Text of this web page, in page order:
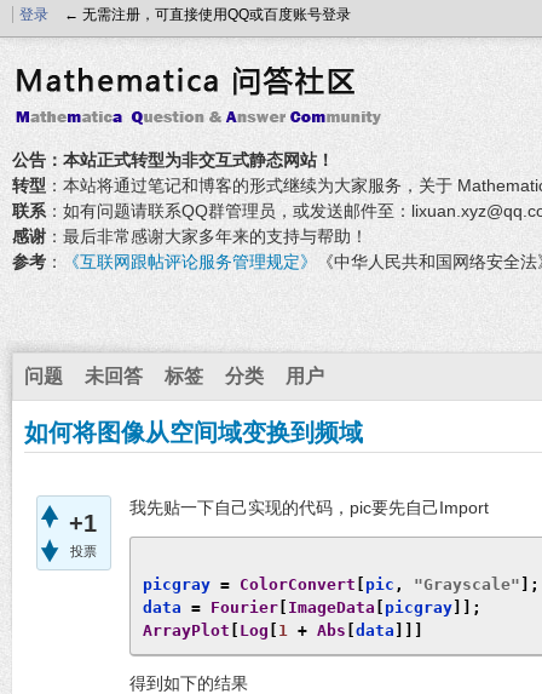
登录 ← 无需注册，可直接使用QQ或百度账号登录
公告：本站正式转型为非交互式静态网站！
转型 ：本站将通过笔记和博客的形式继续为大家服务，关于
联系 ：如有问题请联系QQ群管理员，或发送邮件至：
感谢 ：最后非常感谢大家多年来的支持与帮助！
参考 ： 《互联网跟帖评论服务管理规定》 《中华人民共和国网络安全
问题 未回答 标签 分类 用户
如何将图像从空间域变换到频域
+1
投票
我先贴一下自己实现的代码，pic要先自己Import
picgray = ColorConvert pic , "Grayscale" ];
data = Fourier ImageData picgray ]];
ArrayPlot
Log 1 + Abs data
得到如下的结果